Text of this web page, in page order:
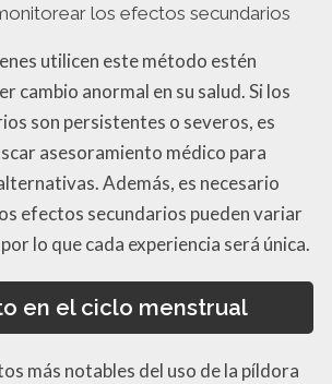
los efectos secundarios
utilicen este método estén
cambio anormal en su salud. Si los
son persistentes o severos, es
asesoramiento médico para
Además, es necesario
efectos secundarios pueden variar
lo que cada experiencia será única.
en el ciclo menstrual
más notables del uso de la píldora